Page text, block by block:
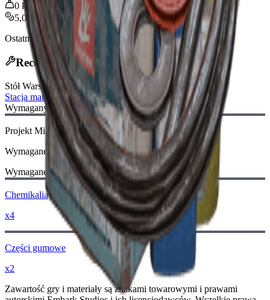
0 kg
5,000
Ostatnia aktualizacja :Jan 13, 2026
Receptura Rzemieślnicza
Stół Warsztatowy :
Stacja materiałów wybuchowych
Wymagany Schemat:
Projekt Mina gazowa
Wymagane
Wymagane Materiały:
Chemikalia
x4
Części gumowe
x2
Zawartość gry i materiały są znakami towarowymi i prawami